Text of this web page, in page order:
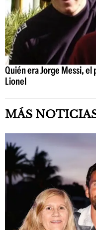
Quién era Jorge Messi,
Lionel
MÁS